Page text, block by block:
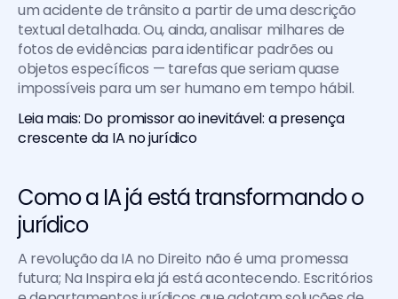
um acidente de trânsito a partir de uma descrição
textual detalhada. Ou, ainda, analisar milhares de
fotos de evidências para identificar padrões ou
objetos específicos — tarefas que seriam quase
impossíveis para um ser humano em tempo hábil.
Leia mais: Do promissor ao inevitável: a presença
crescente da IA no jurídico
Como a IA já está transformando o
jurídico
A revolução da IA no Direito não é uma promessa
futura; Na Inspira ela já está acontecendo. Escritórios